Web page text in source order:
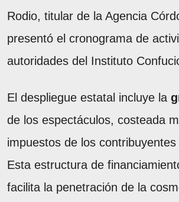
Rodio, titular de la Agencia
presentó el cronograma de
autoridades del Instituto
El despliegue estatal incluye la
de los espectáculos, costeada
impuestos de los contribuyentes
Esta estructura de
facilita la penetración de la